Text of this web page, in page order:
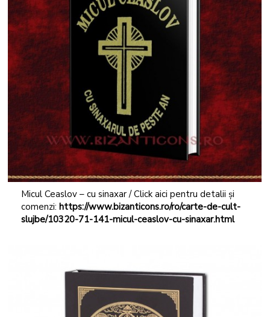
Micul Ceaslov – cu sinaxar / Click aici pentru detalii și
comenzi: https://www.bizanticons.ro/ro/carte-de-cult-
slujbe/10320-71-141-micul-ceaslov-cu-sinaxar.html